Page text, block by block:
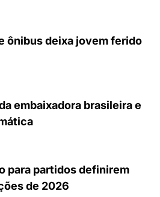
ônibus deixa jovem ferido
embaixadora brasileira e
para partidos definirem
de 2026